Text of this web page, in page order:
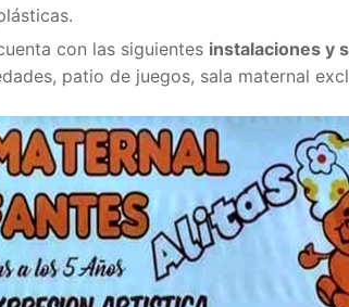
con las siguientes instalaciones y
patio de juegos, sala maternal